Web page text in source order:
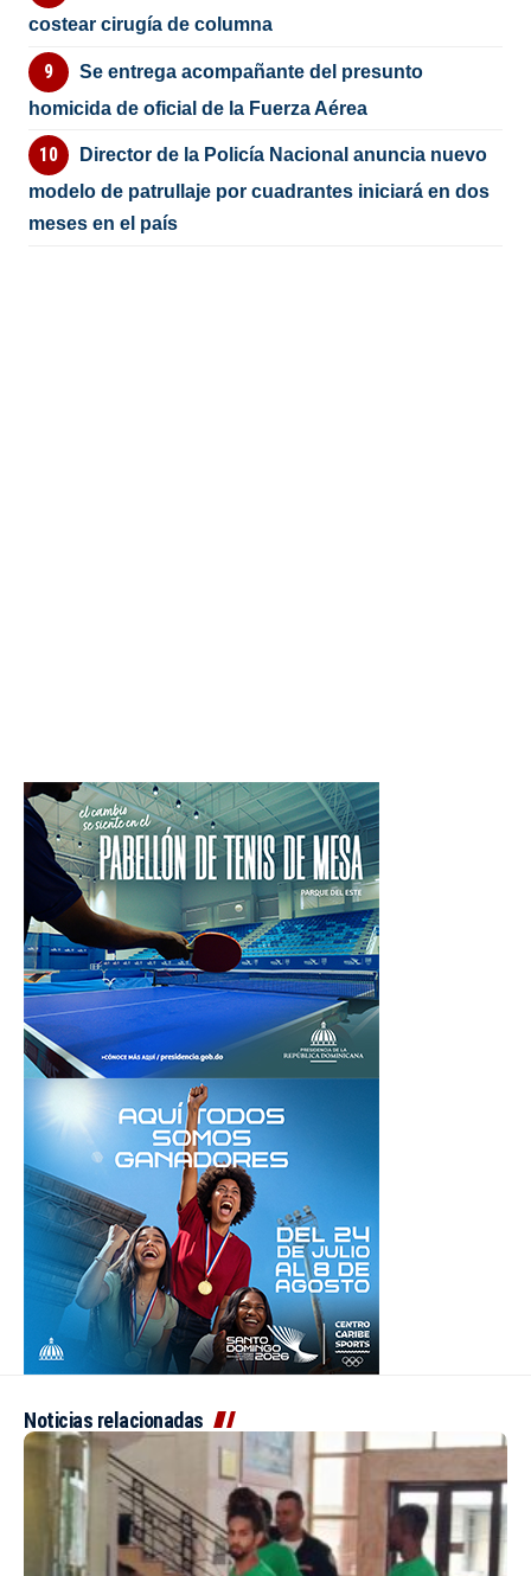
costear cirugía de columna
Se entrega acompañante del presunto
homicida de oficial de la Fuerza Aérea
Director de la Policía Nacional anuncia nuevo
modelo de patrullaje por cuadrantes iniciará en dos
meses en el país
Noticias relacionadas